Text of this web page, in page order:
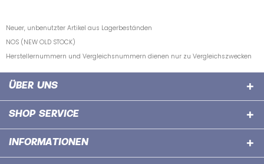
Neuer, unbenutzter Artikel aus Lagerbeständen
NOS (NEW OLD STOCK)
Herstellernummern und Vergleichsnummern dienen nur zu Vergleichszwecken
ÜBER UNS
SHOP SERVICE
INFORMATIONEN